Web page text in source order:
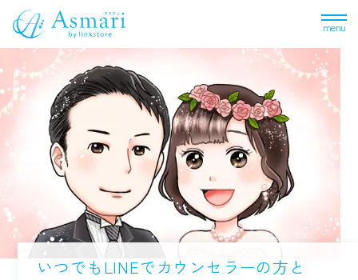
menu
いつでもLINEでカウンセラーの方と